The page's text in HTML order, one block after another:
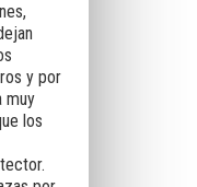
y por
muy
los